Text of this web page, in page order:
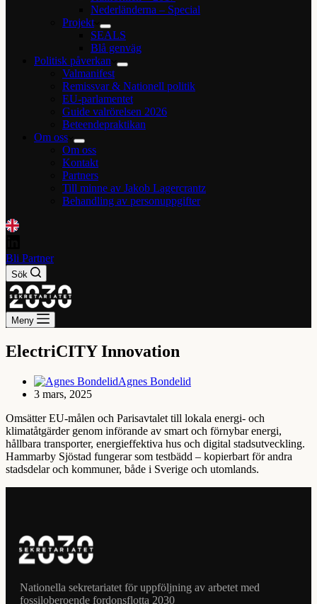
Nederländerna – Special
Projekt
SEALS
Blå genväg
Politisk påverkan
Valmanifest
Remissvar & Nationell politik
EU-parlamentet
Guide valrörelsen 2026
Beteendepraktikan
Om oss
Om oss
Kontakt
Partners
Till minne av Jakob Lagercrantz
Behandling av personuppgifter
Bli Partner
Sök
Meny
ElectriCITY Innovation
Agnes Bondelid
3 mars, 2025
Omsätter EU-målen och Parisavtalet till lokala energi- och
klimatåtgärder genom införande av smart och förnybar energi,
hållbara transporter, energieffektiva hus och digital stadsutveckling.
Hammarby Sjöstad fungerar som testbädd – kopierbart för andra
stadsdelar och kommuner, både i Sverige och utomlands.
Nationella sekretariatet för uppföljning av arbetet med
fossiloberoende fordonsflotta 2030